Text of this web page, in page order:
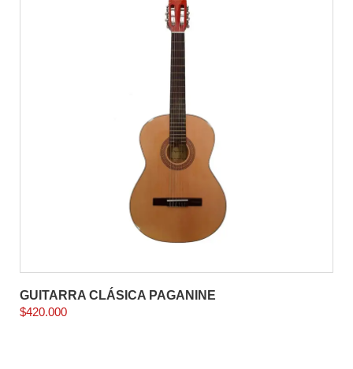
GUITARRA CLÁSICA PAGANINE
$420.000